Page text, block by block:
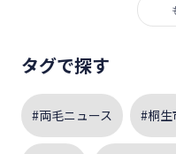
タグで探す
#両毛ニュース #桐生